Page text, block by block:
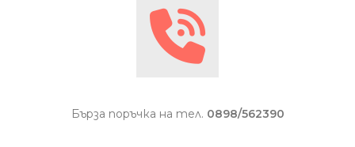
Бърза поръчка на тел. 0898/562390